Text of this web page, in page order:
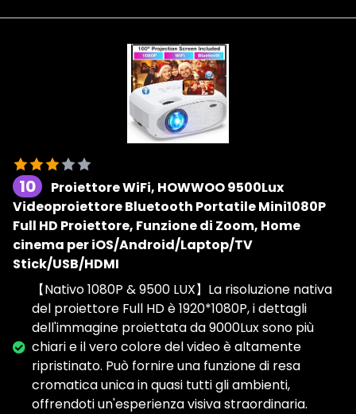
10
Proiettore WiFi, HOWWOO 9500Lux
Videoproiettore Bluetooth Portatile Mini1080P
Full HD Proiettore, Funzione di Zoom, Home
cinema per iOS/Android/Laptop/TV
Stick/USB/HDMI
【Nativo 1080P & 9500 LUX】La risoluzione nativa
del proiettore Full HD è 1920*1080P, i dettagli
dell'immagine proiettata da 9000Lux sono più
chiari e il vero colore del video è altamente
ripristinato. Può fornire una funzione di resa
cromatica unica in quasi tutti gli ambienti,
offrendoti un'esperienza visiva straordinaria.